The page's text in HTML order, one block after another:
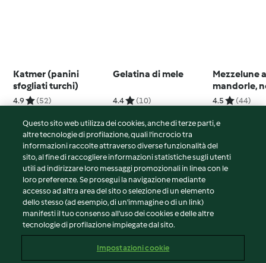
Katmer (panini
sfogliati turchi)
4.9 (52)
Gelatina di mele
4.4 (10)
Mezzelune
mandorle,
vaniglia
4.5 (44)
© Copyright 2026
Termini del servizio
Informativa sulla privacy
Avvertenze generali
Note legali
Contenuto del rapporto
Questo sito web utilizza dei cookies, anche di terze parti, e
altre tecnologie di profilazione, quali l’incrocio tra
informazioni raccolte attraverso diverse funzionalità del
sito, al fine di raccogliere informazioni statistiche sugli utenti
utili ad indirizzare loro messaggi promozionali in linea con le
loro preferenze. Se prosegui la navigazione mediante
accesso ad altra area del sito o selezione di un elemento
dello stesso (ad esempio, di un'immagine o di un link)
manifesti il tuo consenso all'uso dei cookies e delle altre
tecnologie di profilazione impiegate dal sito.
Impostazioni cookie